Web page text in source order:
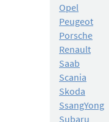
Opel
Peugeot
Porsche
Renault
Saab
Scania
Skoda
SsangYong
Subaru